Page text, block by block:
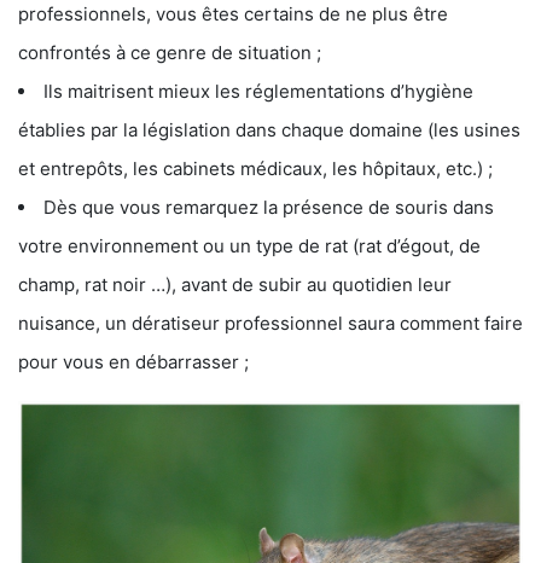
professionnels, vous êtes certains de ne plus être
confrontés à ce genre de situation ;
Ils maitrisent mieux les réglementations d’hygiène
établies par la législation dans chaque domaine (les usines
et entrepôts, les cabinets médicaux, les hôpitaux, etc.) ;
Dès que vous remarquez la présence de souris dans
votre environnement ou un type de rat (rat d’égout, de
champ, rat noir …), avant de subir au quotidien leur
nuisance, un dératiseur professionnel saura comment faire
pour vous en débarrasser ;